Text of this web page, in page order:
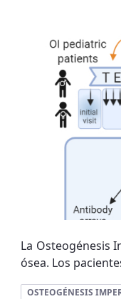
La Osteogénesis
ósea. Los
OSTEOGÉNESIS